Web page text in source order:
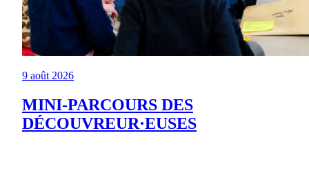
9 août 2026
MINI-PARCOURS DES
DÉCOUVREUR·EUSES